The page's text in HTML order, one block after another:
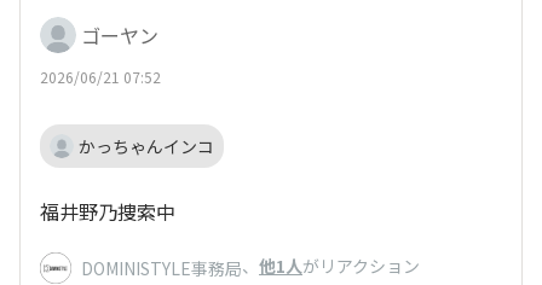
ゴーヤン
2026/06/21 07:52
かっちゃんインコ
福井野乃捜索中
DOMINISTYLE事務局、 他1人がリアクション